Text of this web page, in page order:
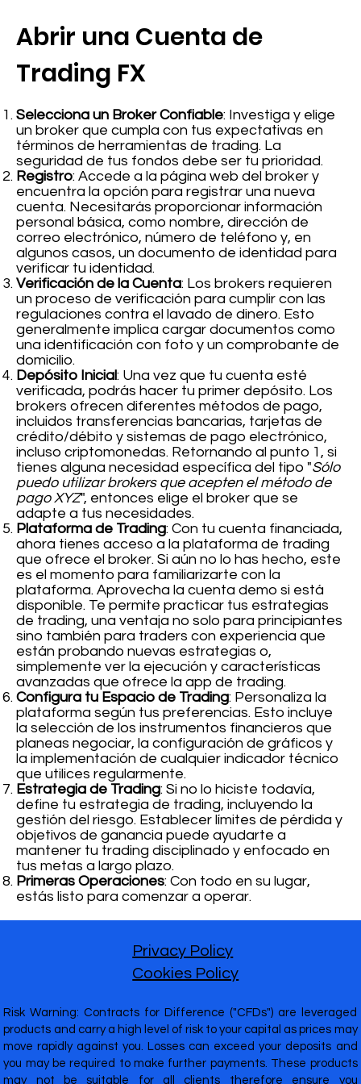
Abrir una Cuenta de
Trading FX
Selecciona un Broker Confiable: Investiga y elige
un broker que cumpla con tus expectativas en
términos de herramientas de trading. La
seguridad de tus fondos debe ser tu prioridad.
Registro: Accede a la página web del broker y
encuentra la opción para registrar una nueva
cuenta. Necesitarás proporcionar información
personal básica, como nombre, dirección de
correo electrónico, número de teléfono y, en
algunos casos, un documento de identidad para
verificar tu identidad.
Verificación de la Cuenta: Los brokers requieren
un proceso de verificación para cumplir con las
regulaciones contra el lavado de dinero. Esto
generalmente implica cargar documentos como
una identificación con foto y un comprobante de
domicilio.
Depósito Inicial: Una vez que tu cuenta esté
verificada, podrás hacer tu primer depósito. Los
brokers ofrecen diferentes métodos de pago,
incluidos transferencias bancarias, tarjetas de
crédito/débito y sistemas de pago electrónico,
incluso criptomonedas. Retornando al punto 1, si
tienes alguna necesidad específica del tipo "Sólo
puedo utilizar brokers que acepten el método de
pago XYZ", entonces elige el broker que se
adapte a tus necesidades.
Plataforma de Trading: Con tu cuenta financiada,
ahora tienes acceso a la plataforma de trading
que ofrece el broker. Si aún no lo has hecho, este
es el momento para familiarizarte con la
plataforma. Aprovecha la cuenta demo si está
disponible. Te permite practicar tus estrategias
de trading, una ventaja no solo para principiantes
sino también para traders con experiencia que
están probando nuevas estrategias o,
simplemente ver la ejecución y características
avanzadas que ofrece la app de trading.
Configura tu Espacio de Trading: Personaliza la
plataforma según tus preferencias. Esto incluye
la selección de los instrumentos financieros que
planeas negociar, la configuración de gráficos y
la implementación de cualquier indicador técnico
que utilices regularmente.
Estrategia de Trading: Si no lo hiciste todavía,
define tu estrategia de trading, incluyendo la
gestión del riesgo. Establecer límites de pérdida y
objetivos de ganancia puede ayudarte a
mantener tu trading disciplinado y enfocado en
tus metas a largo plazo.
Primeras Operaciones: Con todo en su lugar,
estás listo para comenzar a operar.
Risk Warning: Contracts for Difference ("CFDs") are leveraged
products and carry a high level of risk to your capital as prices may
move rapidly against you. Losses can exceed your deposits and
you may be required to make further payments. These products
may not be suitable for all clients therefore ensure you
Privacy Policy
Cookies Policy